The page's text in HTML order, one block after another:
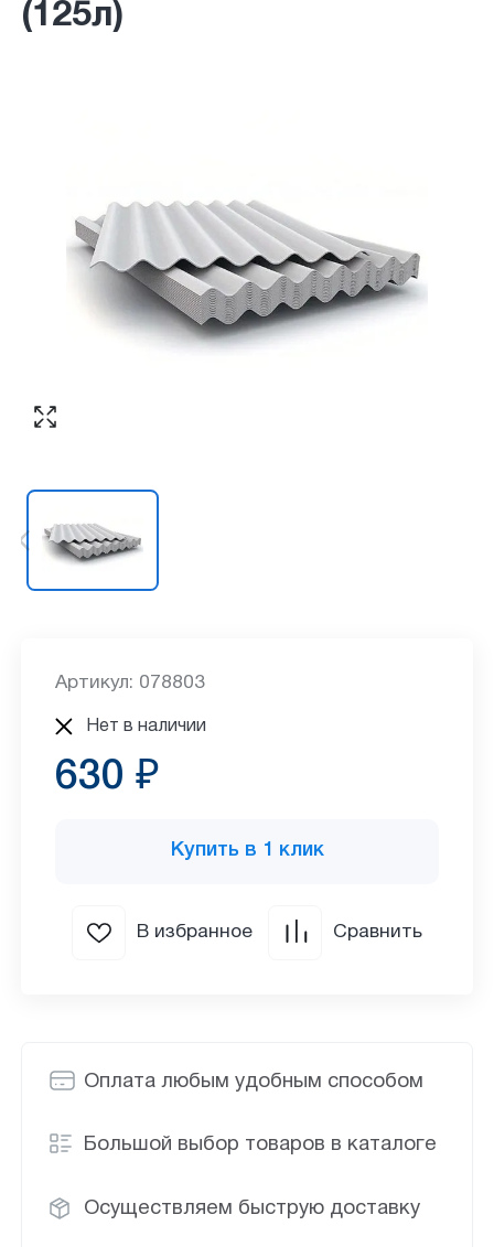
(125л)
Оплата любым удобным способом
Большой выбор товаров в каталоге
Осуществляем быструю доставку
Артикул: 078803
Нет в наличии
630 ₽
Купить в 1 клик
В избранное Сравнить
Согласен с обработкой персональных
данных в соответствии сполитикой
конфиденциальности
КУПИТЬ